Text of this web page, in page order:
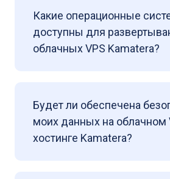
Какие операционные
доступны для
облачных VPS Kamatera?
Будет ли обеспечена
моих данных на облачном
хостинге Kamatera?